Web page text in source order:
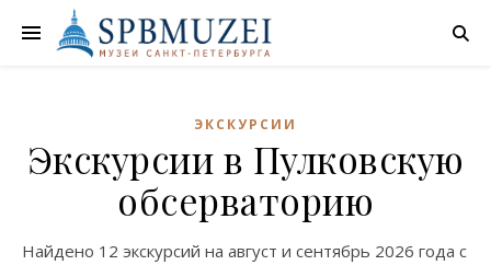
ЭКСКУРСИИ
Экскурсии в Пулковскую
обсерваторию
Найдено 12 экскурсий на август и сентябрь 2026 года с